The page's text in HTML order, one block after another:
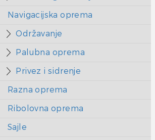
Navigacijska oprema
Održavanje
Palubna oprema
Privez i sidrenje
Razna oprema
Ribolovna oprema
Sajle